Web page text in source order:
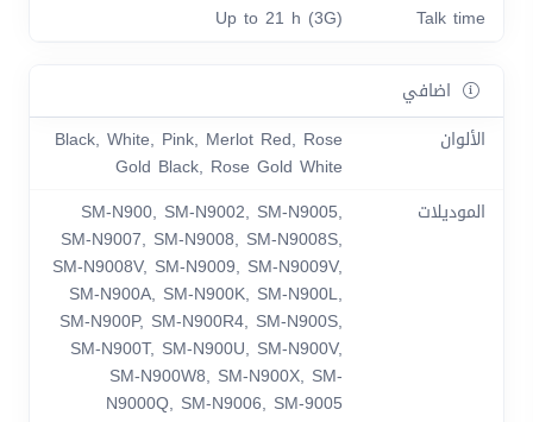
Talk time
Up to 21 h (3G)
اضافي
الألوان
Black, White, Pink, Merlot Red, Rose
Gold Black, Rose Gold White
الموديلات
SM-N900, SM-N9002, SM-N9005,
SM-N9007, SM-N9008, SM-N9008S,
SM-N9008V, SM-N9009, SM-N9009V,
SM-N900A, SM-N900K, SM-N900L,
SM-N900P, SM-N900R4, SM-N900S,
SM-N900T, SM-N900U, SM-N900V,
SM-N900W8, SM-N900X, SM-
N9000Q, SM-N9006, SM-9005